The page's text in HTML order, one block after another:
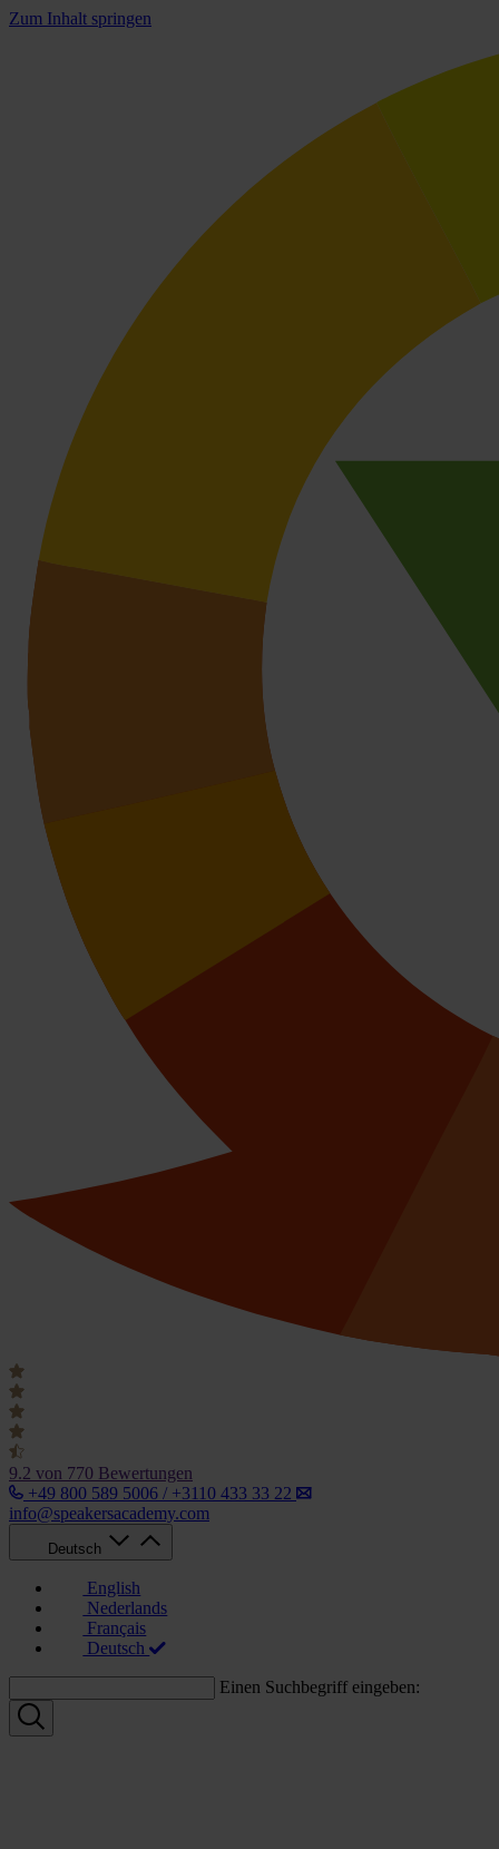
Zum Inhalt springen
9.2 von 770 Bewertungen
+49 800 589 5006 / +3110 433 33 22
info@speakersacademy.com
Deutsch
English
Nederlands
Français
Deutsch
Einen Suchbegriff eingeben: